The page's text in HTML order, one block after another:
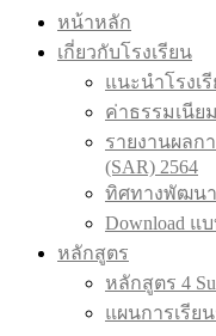
หน้าหลัก
เกี่ยวกับโรงเรียน
แนะนำโรงเ
ค่าธรรมเนีย
รายงานผลก
(SAR) 2564
ทิศทางพัฒน
Download แ
หลักสูตร
หลักสูตร 4
แผนการเรีย